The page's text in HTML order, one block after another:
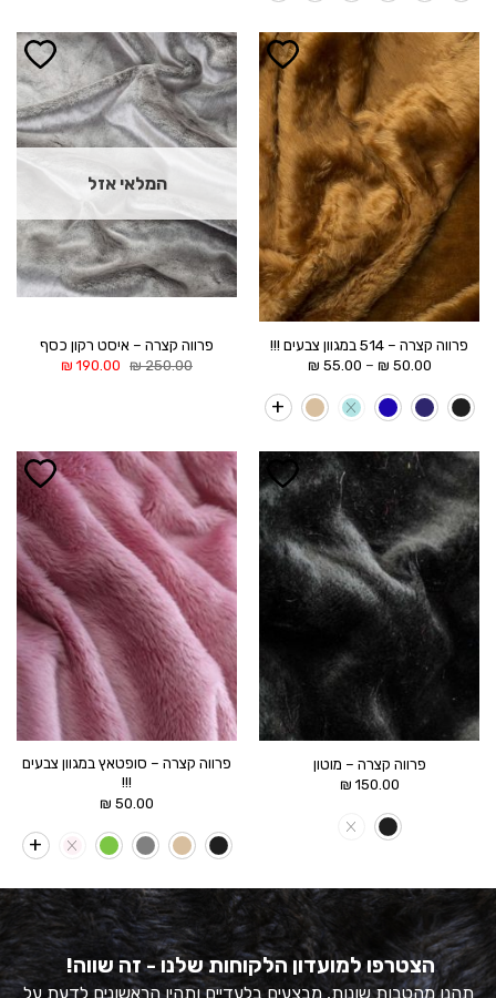
הוסף ל
WISHLIST
פרווה קצרה – 514 במגוון צבעים !!!
50.00
₪
–
55.00
₪
עד
⁦55.00 ₪⁩
הוסף ל
WISHLIST
המלאי אזל
פרווה קצרה – איסט רקון כסף
250.00
₪ המחיר
190.00
₪
WISHLIST
פרווה קצרה – מוטון
150.00
₪
הוסף ל
WISHLIST
פרווה קצרה – סופטאץ במגוון צבעים
!!!
50.00
₪
הצטרפו למועדון הלקוחות שלנו - זה שווה!
תהנו מהטבות שונות, מבצעים בלעדיים ותהיו הראשונים לדעת על